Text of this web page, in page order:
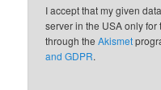
I accept that my given
server in the USA only
through theAkismet
and GDPR.